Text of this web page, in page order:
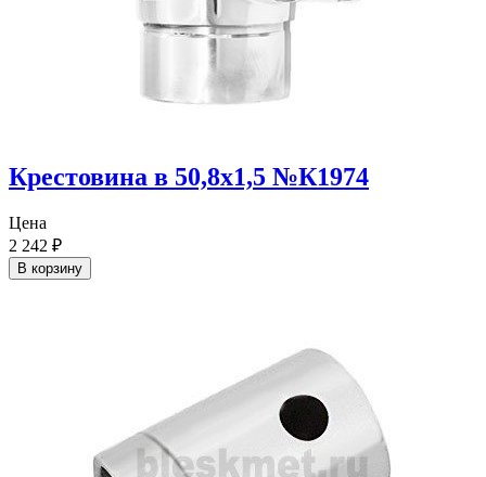
Крестовина в 50,8х1,5 №К1974
Цена
2 242 ₽
В корзину